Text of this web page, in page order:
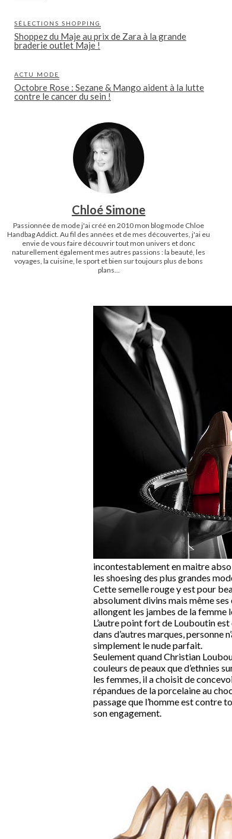
SÉLECTIONS SHOPPING
Shoppez du Maje au prix de Zara à la grande
braderie outlet Maje !
ACTU MODE
Octobre Rose : Sezane & Mango aident à la lutte
contre le cancer du sein !
Chloé Simone
Passionnée de mode j'ai créé en 2010 mon blog mode Chloe
Handbag Addict. Au fil des années et de mes découvertes, j'ai eu
envie de vous faire découvrir tout mon univers et donc
naturellement également mes autres passions : la beauté, les
voyages, la cuisine, le sport et bien sur toujours plus de bons
plans...
incontestablement en maitre
les shoesing des plus grandes
Cette semelle rouge y est pour
absolument divins mais même
allongent les jambes de la femme
L’autre point fort de Louboutin
dans d’autres marques, personne
simplement le nude parfait.
Seulement quand Christian
couleurs de peaux que d’ethnies
les femmes, il a choisit de
répandues de la porcelaine au
passage que l’homme est contre
son engagement.